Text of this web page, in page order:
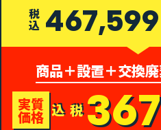
税込 467,599
商品＋設置＋交換
実質
価格 税込